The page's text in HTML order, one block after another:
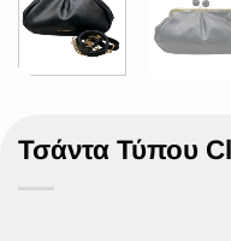
Τσάντα Τύπου